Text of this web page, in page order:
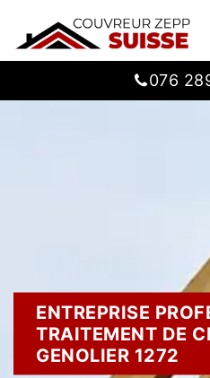
076
ENTREPRISE
TRAITEMENT DE
GENOLIER 1272